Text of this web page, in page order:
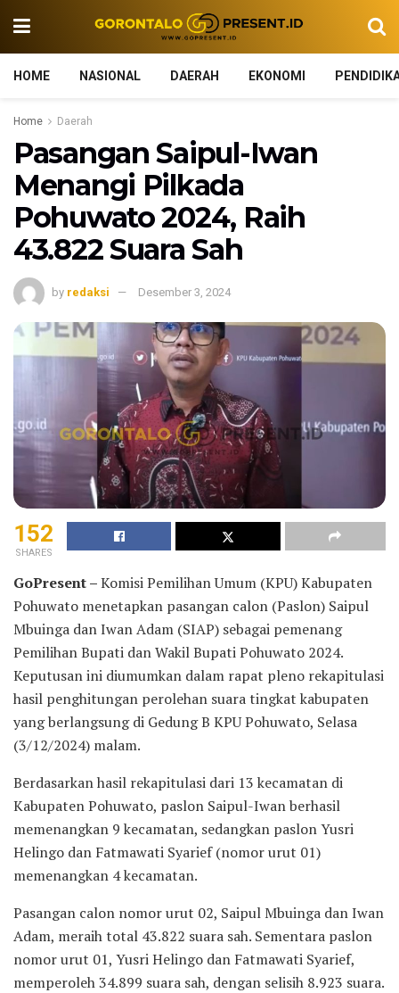
HOME NASIONAL DAERAH EKONOMI
Home Daerah
Pasangan Saipul-Iwan
Menangi Pilkada
Pohuwato 2024, Raih
43.822 Suara Sah
by redaksi Desember 3, 2024
152
SHARES
GoPresent –Komisi Pemilihan Umum (KPU) Kabupaten
Pohuwato menetapkan pasangan calon (Paslon) Saipul
Mbuinga dan Iwan Adam (SIAP) sebagai pemenang
Pemilihan Bupati dan Wakil Bupati Pohuwato 2024.
Keputusan ini diumumkan dalam rapat pleno rekapitulasi
hasil penghitungan perolehan suara tingkat kabupaten
yang berlangsung di Gedung B KPU Pohuwato, Selasa
(3/12/2024) malam.
Berdasarkan hasil rekapitulasi dari 13 kecamatan di
Kabupaten Pohuwato, paslon Saipul-Iwan berhasil
memenangkan 9 kecamatan, sedangkan paslon Yusri
Helingo dan Fatmawati Syarief (nomor urut 01)
memenangkan 4 kecamatan.
Pasangan calon nomor urut 02, Saipul Mbuinga dan Iwan
Adam, meraih total 43.822 suara sah. Sementara paslon
nomor urut 01, Yusri Helingo dan Fatmawati Syarief,
memperoleh 34.899 suara sah, dengan selisih 8.923 suara.